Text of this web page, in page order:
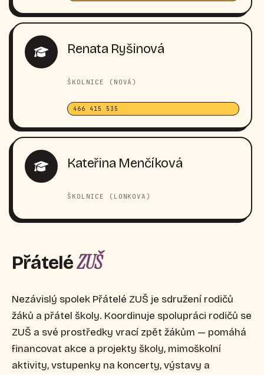
Renata Ryšinová
ŠKOLNICE (NOVÁ)
466 415 535
Kateřina Menčíková
ŠKOLNICE (LONKOVA)
PřáteléZUŠ
Nezávislý spolek Přátelé ZUŠ je sdružení rodičů
žáků a přátel školy. Koordinuje spolupráci rodičů se
ZUŠ a své prostředky vrací zpět žákům — pomáhá
financovat akce a projekty školy, mimoškolní
aktivity, vstupenky na koncerty, výstavy a